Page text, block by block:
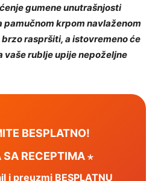
gumene unutrašnjosti
pamučnom krpom navlaženom
raspršiti, a istovremeno će
rublje upije nepoželjne
BESPLATNO!
SA RECEPTIMA ⋆
i preuzmi BESPLATNU